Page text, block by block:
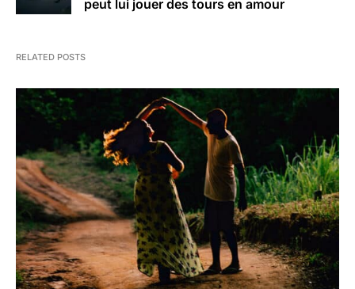
peut lui jouer des tours en amour
RELATED POSTS